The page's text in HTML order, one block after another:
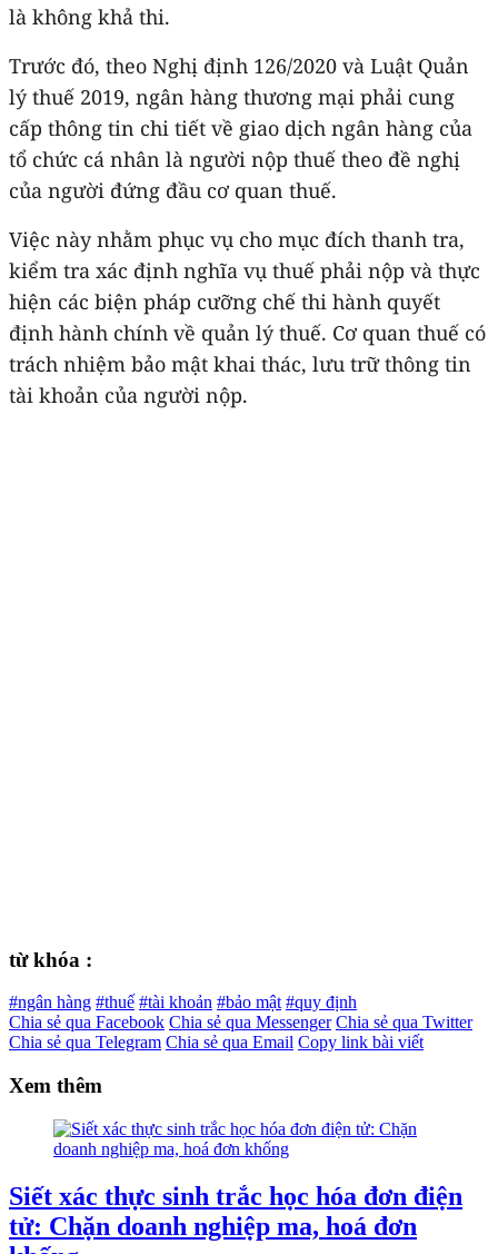
là không khả thi.
Trước đó, theo Nghị định 126/2020 và Luật Quản
lý thuế 2019, ngân hàng thương mại phải cung
cấp thông tin chi tiết về giao dịch ngân hàng của
tổ chức cá nhân là người nộp thuế theo đề nghị
của người đứng đầu cơ quan thuế.
Việc này nhằm phục vụ cho mục đích thanh tra,
kiểm tra xác định nghĩa vụ thuế phải nộp và thực
hiện các biện pháp cưỡng chế thi hành quyết
định hành chính về quản lý thuế. Cơ quan thuế có
trách nhiệm bảo mật khai thác, lưu trữ thông tin
tài khoản của người nộp.
từ khóa :
#ngân hàng #thuế #tài khoản #bảo mật #quy định
Chia sẻ qua Facebook Chia sẻ qua Messenger Chia sẻ qua Twitter
Chia sẻ qua Telegram Chia sẻ qua Email Copy link bài viết
Xem thêm
Siết xác thực sinh trắc học hóa đơn điện
tử: Chặn doanh nghiệp ma, hoá đơn